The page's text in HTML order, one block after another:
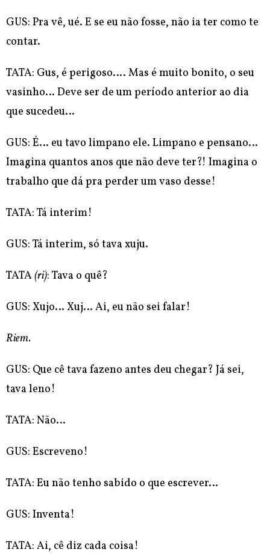
GUS: Pra vê, ué. E se eu não fosse, não ia ter como te
contar.
TATA: Gus, é perigoso…. Mas é muito bonito, o seu
vasinho… Deve ser de um período anterior ao dia
que sucedeu…
GUS: É… eu tavo limpano ele. Limpano e pensano…
Imagina quantos anos que não deve ter?! Imagina o
trabalho que dá pra perder um vaso desse!
TATA: Tá interim!
GUS: Tá interim, só tava xuju.
TATA(ri): Tava o quê?
GUS: Xujo… Xuj… Ai, eu não sei falar!
Riem.
GUS: Que cê tava fazeno antes deu chegar? Já sei,
tava leno!
TATA: Não…
GUS: Escreveno!
TATA: Eu não tenho sabido o que escrever…
GUS: Inventa!
TATA: Ai, cê diz cada coisa!